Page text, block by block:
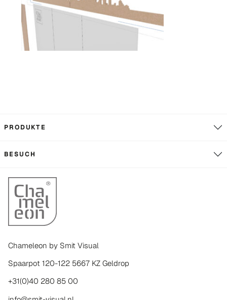
PRODUKTE
BESUCH
Chameleon by Smit Visual
Spaarpot 120-122 5667 KZ Geldrop
+31(0)40 280 85 00